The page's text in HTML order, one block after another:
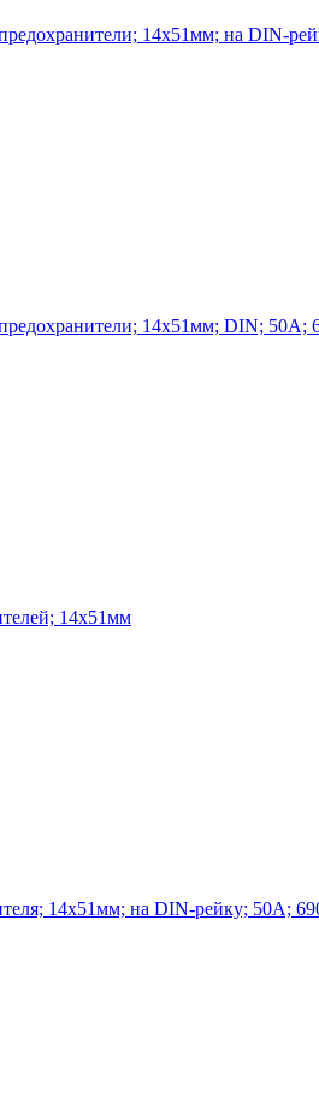
14x51мм; на DIN-
14x51мм; DIN; 50А;
14x51мм
14x51мм; на DIN-рейку; 50А;